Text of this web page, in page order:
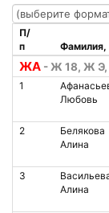
ЖА - Ж 18, Ж
П/
п
Фамилия,
1
Любовь
2
Белякова
Алина
3
Алина